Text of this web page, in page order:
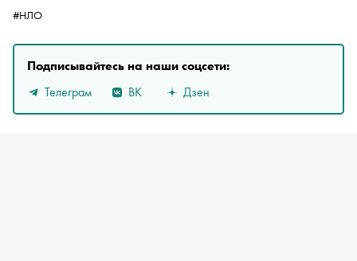
#НЛО
Подписывайтесь на наши соцсети:
Телеграм
ВК Дзен